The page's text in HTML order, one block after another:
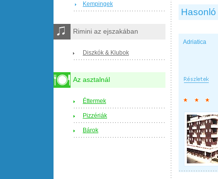
Adriatica
Kempingek
Rimini az ejszakában
Diszkók & Klubok
Az asztalnál
Éttermek
Pizzériák
Bárok